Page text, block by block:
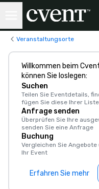
Veranstaltungsorte
Willkommen beim
können Sie loslegen:
Suchen
Teilen Sie Eventdetails,
fügen Sie diese Ihrer Liste
Anfrage senden
Überprüfen Sie Ihre
senden Sie eine Anfrage
Buchung
Vergleichen Sie
Ihr Event
Erfahren Sie mehr